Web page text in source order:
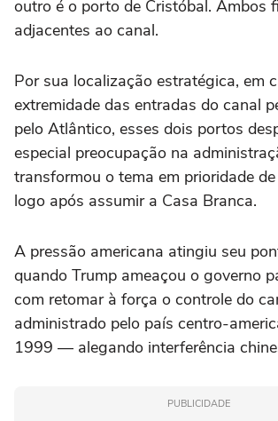
outro é o porto de Cristóbal. Ambos
adjacentes ao canal.
Por sua localização estratégica, em
extremidade das entradas do canal
pelo Atlântico, esses dois portos
especial preocupação na
transformou o tema em prioridade
logo após assumir a Casa Branca.
A pressão americana atingiu seu
quando Trump ameaçou o governo
com retomar à força o controle do
administrado pelo país centro-
1999 — alegando interferência
PUBLICIDADE